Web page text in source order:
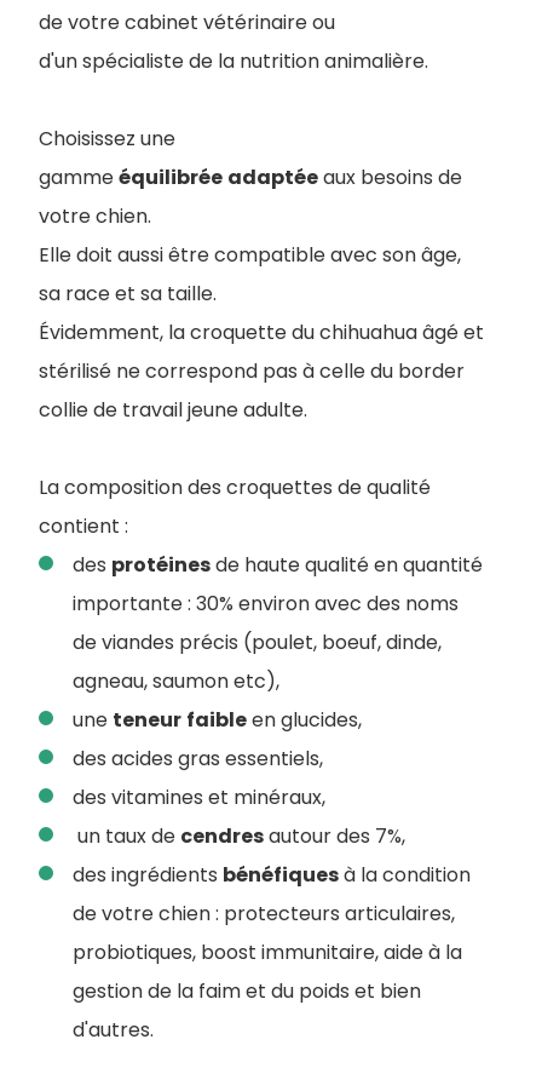
de votre cabinet vétérinaire ou
d'un spécialiste de la nutrition animalière.
Choisissez une
gammeéquilibrée adaptéeaux besoins de
votre chien.
Elle doit aussi être compatible avec son âge,
sa race et sa taille.
Évidemment, la croquette du chihuahua âgé et
stérilisé ne correspond pas à celle du border
collie de travail jeune adulte.
La composition des croquettes de qualité
contient :
des protéinesde haute qualité en quantité
importante : 30% environ avec des noms
de viandes précis (poulet, boeuf, dinde,
agneau, saumon etc),
une teneur faibleen glucides,
des acides gras essentiels,
des vitamines et minéraux,
un taux de cendresautour des 7%,
des ingrédients bénéfiquesà la condition
de votre chien : protecteurs articulaires,
probiotiques, boost immunitaire, aide à la
gestion de la faim et du poids et bien
d'autres.